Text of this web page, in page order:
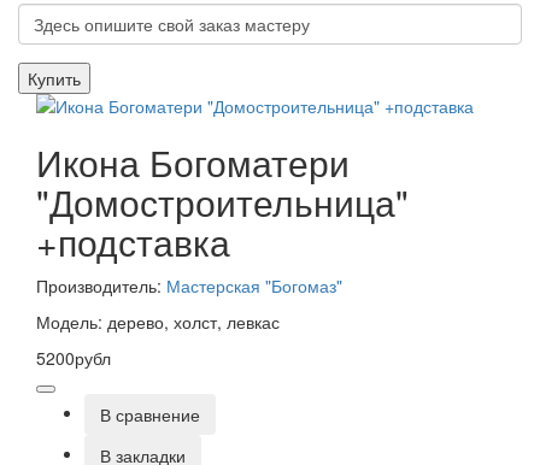
Купить
Икона Богоматери
"Домостроительница"
+подставка
Производитель: Мастерская "Богомаз"
Модель: дерево, холст, левкас
5200рубл
В сравнение
В закладки